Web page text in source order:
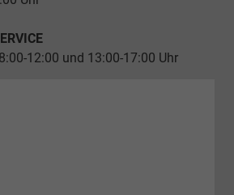
12:00 und 13:00-17:00 Uhr